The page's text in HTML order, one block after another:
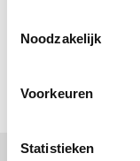
Noodzakelijk
Voorkeuren
Statistieken
Alle docenten